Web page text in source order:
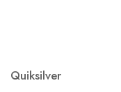
Quiksilver